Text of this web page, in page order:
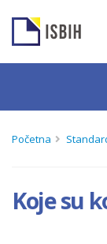
Početna
Koje su